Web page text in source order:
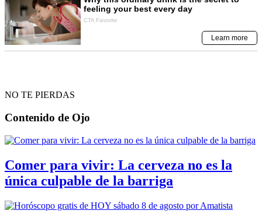
NO TE PIERDAS
Contenido de Ojo
Comer para vivir: La cerveza no es la
única culpable de la barriga